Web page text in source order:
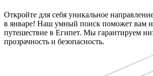
Откройте для себя уникальное
в январе! Наш умный поиск поможет вам
путешествие в Египет. Мы гарантируем
прозрачность и безопасность.